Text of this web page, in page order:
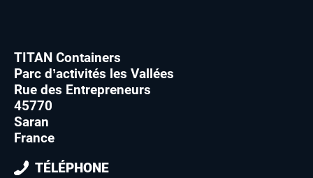
TITAN Containers
Parc d’activités les Vallées
Rue des Entrepreneurs
45770
Saran
France
TÉLÉPHONE